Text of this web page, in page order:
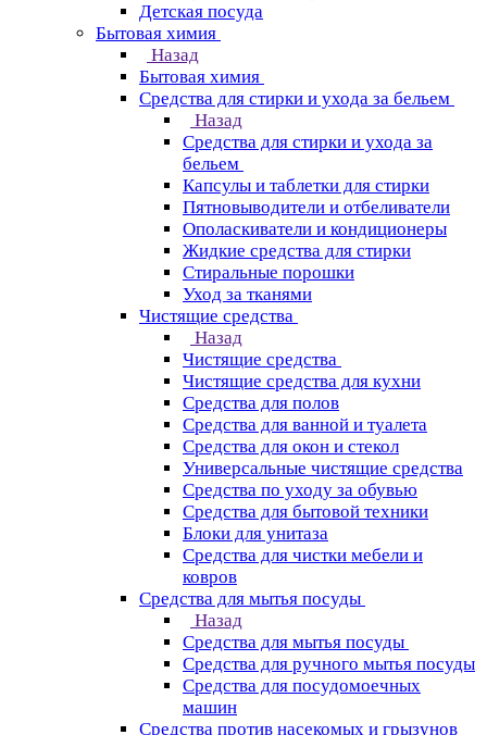
Детская посуда
Бытовая химия
Назад
Бытовая химия
Средства для стирки и ухода за бельем
Назад
Средства для стирки и ухода за
бельем
Капсулы и таблетки для стирки
Пятновыводители и отбеливатели
Ополаскиватели и кондиционеры
Жидкие средства для стирки
Стиральные порошки
Уход за тканями
Чистящие средства
Назад
Чистящие средства
Чистящие средства для кухни
Средства для полов
Средства для ванной и туалета
Средства для окон и стекол
Универсальные чистящие средства
Средства по уходу за обувью
Средства для бытовой техники
Блоки для унитаза
Средства для чистки мебели и
ковров
Средства для мытья посуды
Назад
Средства для мытья посуды
Средства для ручного мытья посуды
Средства для посудомоечных
машин
Средства против насекомых и грызунов